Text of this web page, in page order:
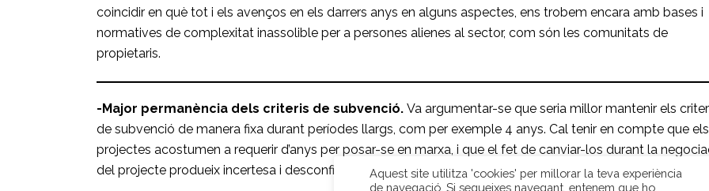
coincidir en què tot i els avenços en els darrers anys en alguns aspectes, ens trobem encara amb bases i
normatives de complexitat inassolible per a persones alienes al sector, com són les comunitats de
propietaris.
-Major permanència dels criteris de subvenció. Va argumentar-se que seria millor mantenir els
de subvenció de manera fixa durant períodes llargs, com per exemple 4 anys. Cal tenir en compte que els
projectes acostumen a requerir d’anys per posar-se en marxa, i que el fet de canviar-los durant la
del projecte produeix incertesa i desconfiança.